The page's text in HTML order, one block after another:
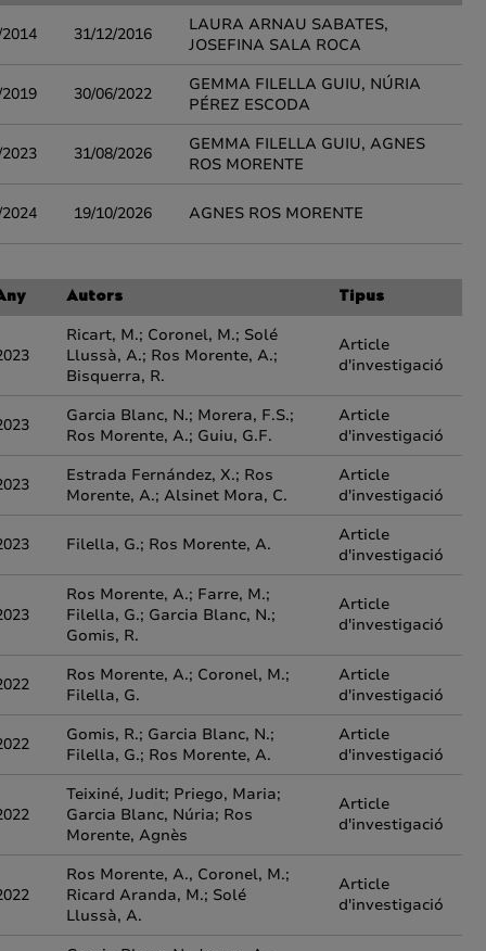
31/12/2016
LAURA ARNAU SABATES,
JOSEFINA SALA ROCA
30/06/2022
GEMMA FILELLA GUIU, NÚRIA
PÉREZ ESCODA
31/08/2026
GEMMA FILELLA GUIU, AGNES
ROS MORENTE
19/10/2026 AGNES ROS MORENTE
Autors Tipus
Ricart, M.; Coronel, M.; Solé
Llussà, A.; Ros Morente, A.;
Bisquerra, R.
Article
d'investigació
Garcia Blanc, N.; Morera, F.S.;
Ros Morente, A.; Guiu, G.F.
Article
d'investigació
Estrada Fernández, X.; Ros
Morente, A.; Alsinet Mora, C.
Article
d'investigació
Filella, G.; Ros Morente, A.
Article
d'investigació
Ros Morente, A.; Farre, M.;
Filella, G.; Garcia Blanc, N.;
Gomis, R.
Article
d'investigació
Ros Morente, A.; Coronel, M.;
Filella, G.
Article
d'investigació
Gomis, R.; Garcia Blanc, N.;
Filella, G.; Ros Morente, A.
Article
d'investigació
Teixiné, Judit; Priego, Maria;
Garcia Blanc, Núria; Ros
Morente, Agnès
Article
d'investigació
Ros Morente, A., Coronel, M.;
Ricard Aranda, M.; Solé
Llussà, A.
Article
d'investigació